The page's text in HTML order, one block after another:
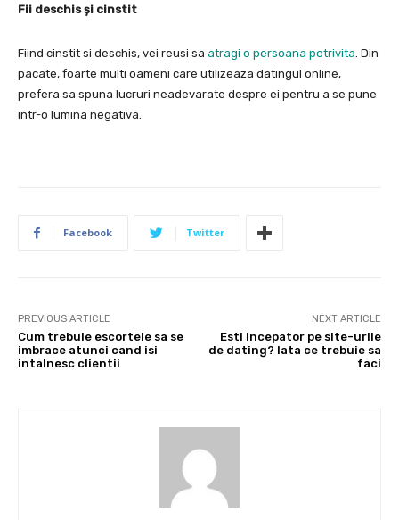
Fii deschis și cinstit
Fiind cinstit si deschis, vei reusi sa atragi o persoana potrivita. Din
pacate, foarte multi oameni care utilizeaza datingul online,
prefera sa spuna lucruri neadevarate despre ei pentru a se pune
intr-o lumina negativa.
Facebook Twitter
PREVIOUS ARTICLE
Cum trebuie escortele sa se
imbrace atunci cand isi
intalnesc clientii
NEXT ARTICLE
Esti incepator pe site-urile
de dating? Iata ce trebuie sa
faci